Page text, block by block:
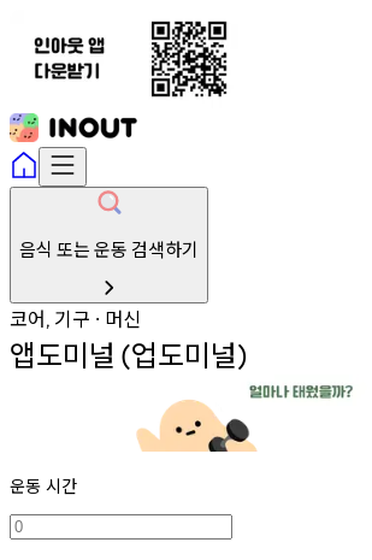
음식 또는 운동 검색하기
코어, 기구 ∙ 머신
앱도미널 (업도미널)
운동 시간